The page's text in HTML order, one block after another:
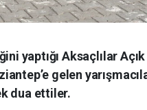
yaptığı Aksaçlılar
gelen
dua ettiler.